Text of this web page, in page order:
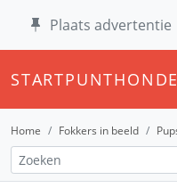
Plaats advertentie
Home Fokkers in beeld